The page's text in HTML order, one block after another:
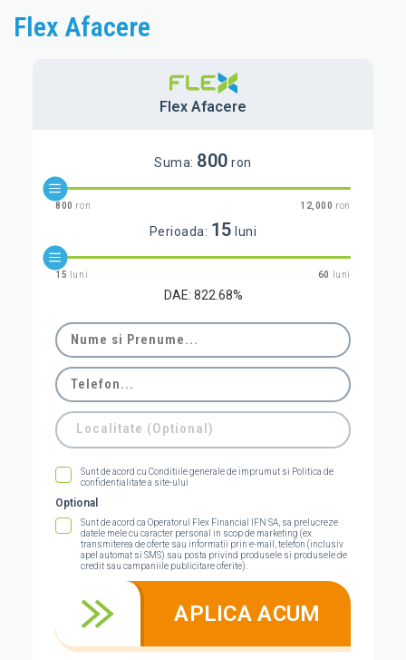
Flex Afacere
Flex Afacere
Suma: 800 ron
800 ron 12,000 ron
Perioada: 15 luni
15 luni 60 luni
DAE: 822.68%
Nume
si
Prenume
Telefon
Localitate
Localitate (Optional)
Sunt de acord cu Conditiile generale de imprumut si Politica de
confidentialitate a site-ului
Optional
Sunt de acord ca Operatorul Flex Financial IFN SA, sa prelucreze
datele mele cu caracter personal in scop de marketing (ex.
transmiterea de oferte sau informatii prin e-mail, telefon (inclusiv
apel automat si SMS) sau posta privind produsele si produsele de
credit sau campaniile publicitare oferite).
APLICA ACUM